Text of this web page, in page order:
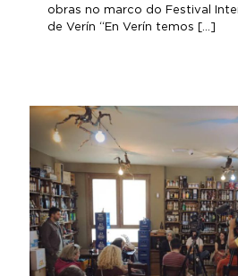
obras no marco do Festival
de Verín “En Verín temos […]